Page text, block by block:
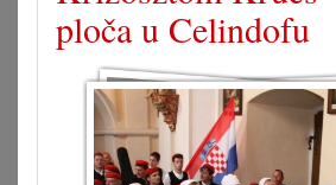
ploča u Celindofu